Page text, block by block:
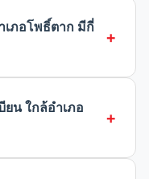
เภอโพธิ์ตาก มีกี่
ยน ใกล้อำเภอ